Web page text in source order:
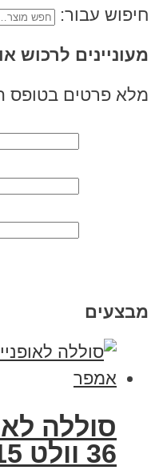
חיפוש עבור:
מעוניינים לרכוש
מלא פרטים בטופס
מבצעים
סוללה
36 וולט 15 אמפר